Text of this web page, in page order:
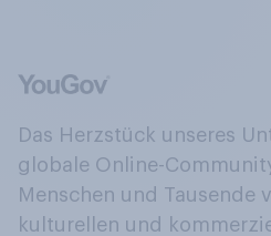
Das Herzstück unseres
globale Online-
Menschen und Tausende
kulturellen und